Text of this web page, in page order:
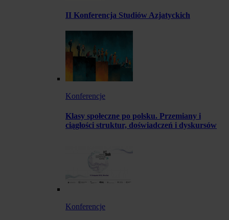
II Konferencja Studiów Azjatyckich
Konferencje
Klasy społeczne po polsku. Przemiany i
ciągłości struktur, doświadczeń i dyskursów
Konferencje